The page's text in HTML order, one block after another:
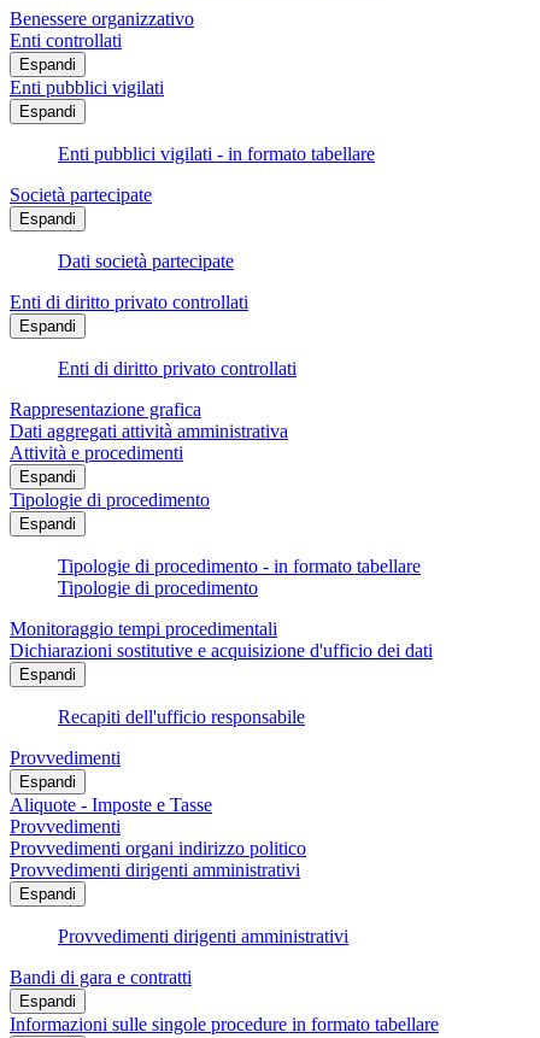
Benessere organizzativo
Enti controllati
Espandi
Enti pubblici vigilati
Espandi
Enti pubblici vigilati - in formato tabellare
Società partecipate
Espandi
Dati società partecipate
Enti di diritto privato controllati
Espandi
Enti di diritto privato controllati
Rappresentazione grafica
Dati aggregati attività amministrativa
Attività e procedimenti
Espandi
Tipologie di procedimento
Espandi
Tipologie di procedimento - in formato tabellare
Tipologie di procedimento
Monitoraggio tempi procedimentali
Dichiarazioni sostitutive e acquisizione d'ufficio dei dati
Espandi
Recapiti dell'ufficio responsabile
Provvedimenti
Espandi
Aliquote - Imposte e Tasse
Provvedimenti
Provvedimenti organi indirizzo politico
Provvedimenti dirigenti amministrativi
Espandi
Provvedimenti dirigenti amministrativi
Bandi di gara e contratti
Espandi
Informazioni sulle singole procedure in formato tabellare